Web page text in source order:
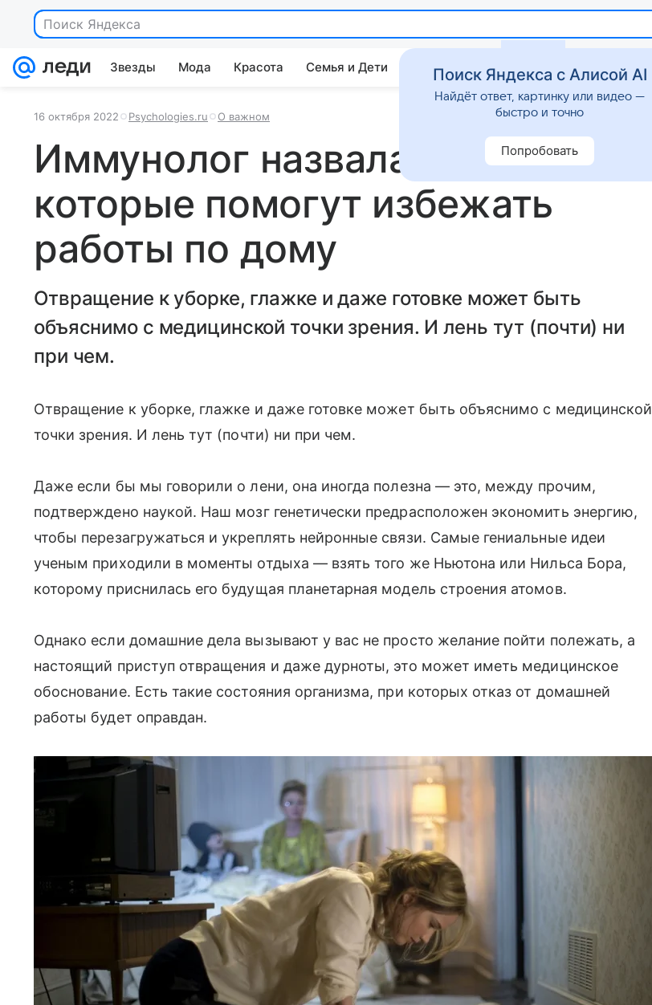
Звезды Мода Красота Семья и Дети Дом Гороскопы Стиль жизни
16 октября 2022 Psychologies.ru О важном
Иммунолог назвала 4 диагноза,
которые помогут избежать
работы по дому
Отвращение к уборке, глажке и даже готовке может быть
объяснимо с медицинской точки зрения. И лень тут (почти) ни
при чем.
Отвращение к уборке, глажке и даже готовке может быть объяснимо с медицинской
точки зрения. И лень тут (почти) ни при чем.
Даже если бы мы говорили о лени, она иногда полезна — это, между прочим,
подтверждено наукой. Наш мозг генетически предрасположен экономить энергию,
чтобы перезагружаться и укреплять нейронные связи. Самые гениальные идеи
ученым приходили в моменты отдыха — взять того же Ньютона или Нильса Бора,
которому приснилась его будущая планетарная модель строения атомов.
Однако если домашние дела вызывают у вас не просто желание пойти полежать, а
настоящий приступ отвращения и даже дурноты, это может иметь медицинское
обоснование. Есть такие состояния организма, при которых отказ от домашней
работы будет оправдан.
Поиск Яндекса с Алисой AI
Найдёт ответ, картинку или видео —
быстро и точно
Попробовать